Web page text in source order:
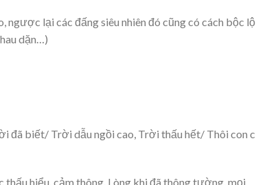
lại các đấng siêu nhiên đó cũng có cách bộc lộ
dặn…)
đã biết/ Trời dẫu ngồi cao, Trời thấu hết/ Thôi con
hiểu, cảm thông. Lòng khi đã thông tường, mọi